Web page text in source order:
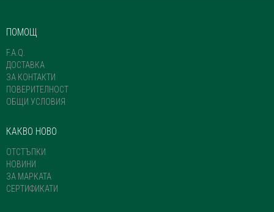
ПОМОЩ
F.A.Q.
ДОСТАВКА
ЗА КОНТАКТИ
ПОВЕРИТЕЛНОСТ
ОБЩИ УСЛОВИЯ
КАКВО НОВО
ОТСТЪПКИ
НОВИНИ
ЗА МАРКАТА
СЕРТИФИКАТИ